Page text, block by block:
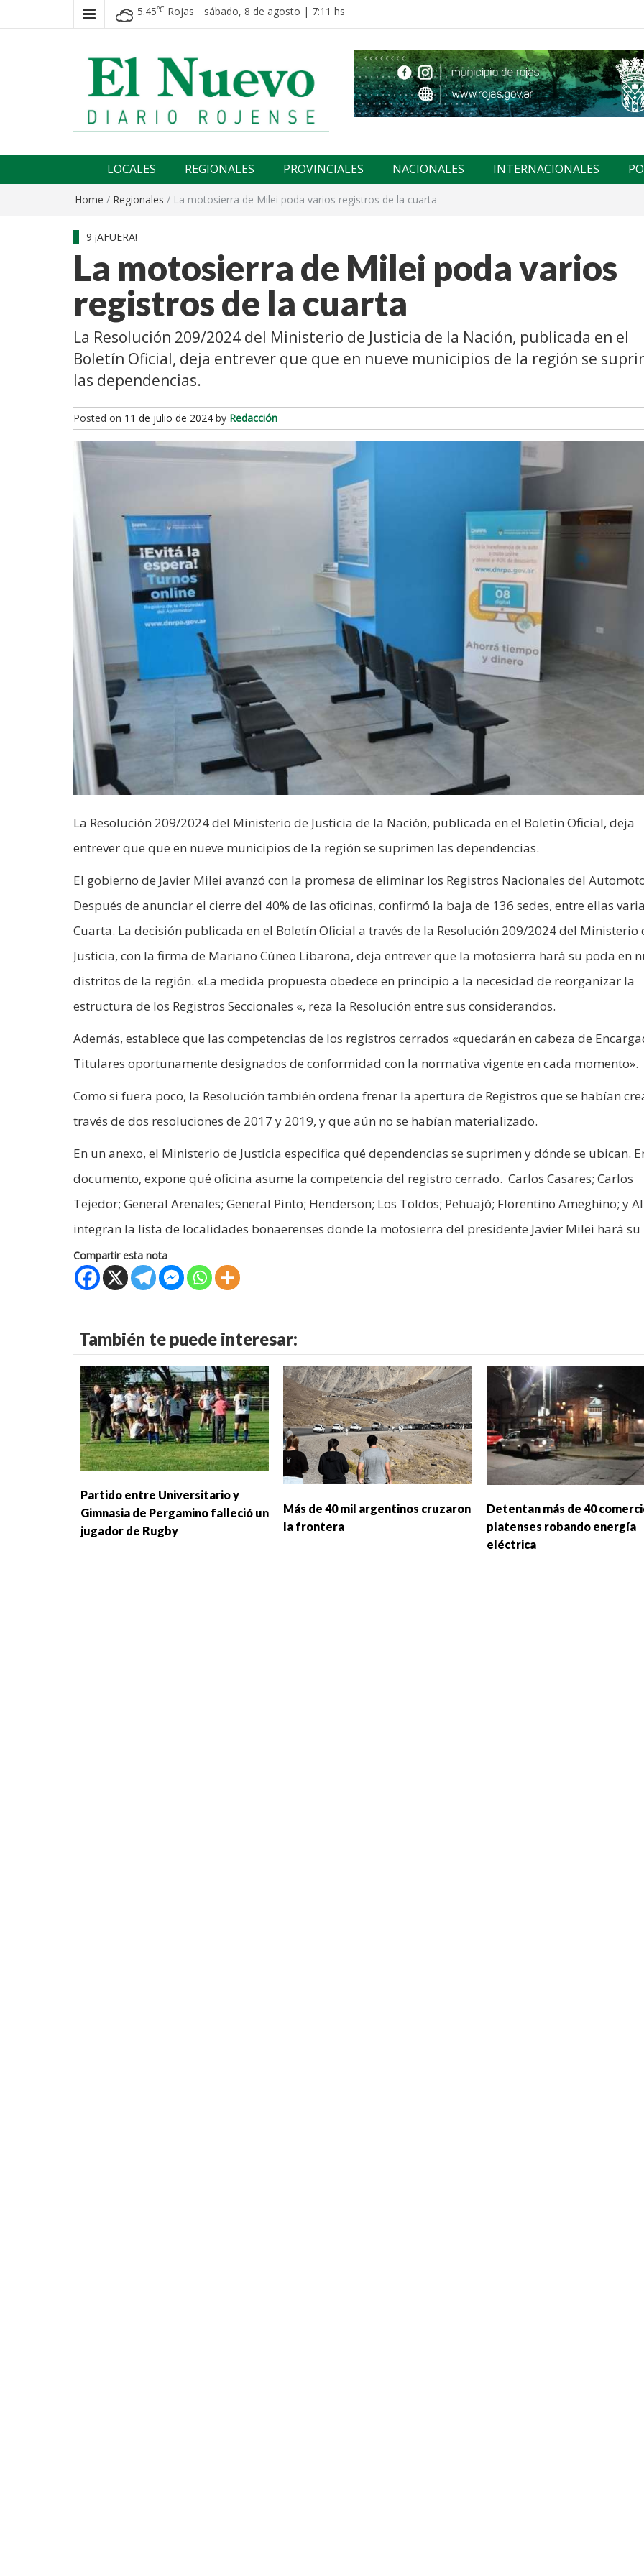
5.45℃ Rojas sábado, 8 de agosto | 7:11 hs
El nuevo rojense
LOCALES REGIONALES PROVINCIALES NACIONALES INTERNACIONALES
Home / Regionales / La motosierra de Milei poda varios registros de la cuarta
9 ¡AFUERA!
La motosierra de Milei poda varios
registros de la cuarta
La Resolución 209/2024 del Ministerio de Justicia de la Nación, publicada en el
Boletín Oficial, deja entrever que que en nueve municipios de la región se
las dependencias.
Posted on 11 de julio de 2024 by Redacción
La Resolución 209/2024 del Ministerio de Justicia de la Nación, publicada en el Boletín Oficial, deja
entrever que que en nueve municipios de la región se suprimen las dependencias.
El gobierno de Javier Milei avanzó con la promesa de eliminar los Registros Nacionales del
Después de anunciar el cierre del 40% de las oficinas, confirmó la baja de 136 sedes, entre ellas
Cuarta. La decisión publicada en el Boletín Oficial a través de la Resolución 209/2024 del Ministerio
Justicia, con la firma de Mariano Cúneo Libarona, deja entrever que la motosierra hará su poda en
distritos de la región. «La medida propuesta obedece en principio a la necesidad de reorganizar la
estructura de los Registros Seccionales «, reza la Resolución entre sus considerandos.
Además, establece que las competencias de los registros cerrados «quedarán en cabeza de
Titulares oportunamente designados de conformidad con la normativa vigente en cada momento».
Como si fuera poco, la Resolución también ordena frenar la apertura de Registros que se habían
través de dos resoluciones de 2017 y 2019, y que aún no se habían materializado.
En un anexo, el Ministerio de Justicia especifica qué dependencias se suprimen y dónde se ubican.
documento, expone qué oficina asume la competencia del registro cerrado. Carlos Casares; Carlos
Tejedor; General Arenales; General Pinto; Henderson; Los Toldos; Pehuajó; Florentino Ameghino; y
integran la lista de localidades bonaerenses donde la motosierra del presidente Javier Milei hará
Compartir esta nota
También te puede interesar:
Partido entre Universitario y
Gimnasia de Pergamino falleció un
jugador de Rugby
Más de 40 mil argentinos cruzaron
la frontera
Detentan más de 40
platenses robando energía
eléctrica